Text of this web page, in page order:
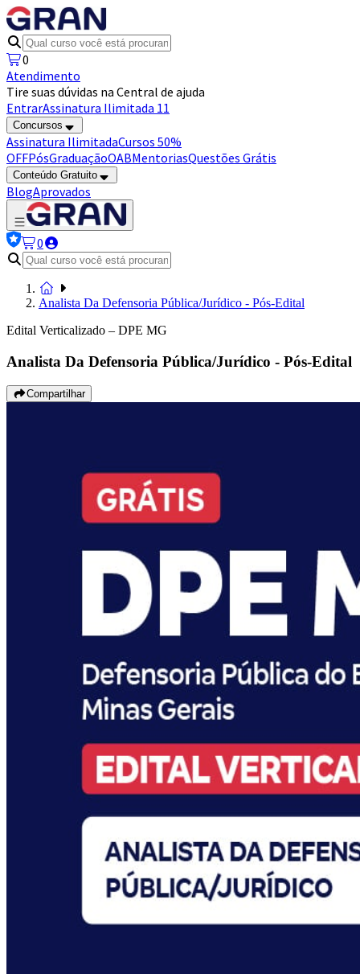
0
Atendimento
Tire suas dúvidas na Central de ajuda
EntrarAssinatura Ilimitada 11
Concursos
Assinatura IlimitadaCursos 50%
OFFPósGraduaçãoOABMentoriasQuestões Grátis
Conteúdo Gratuito
BlogAprovados
0
Analista Da Defensoria Pública/Jurídico - Pós-Edital
Edital Verticalizado – DPE MG
Analista Da Defensoria Pública/Jurídico - Pós-Edital
Compartilhar